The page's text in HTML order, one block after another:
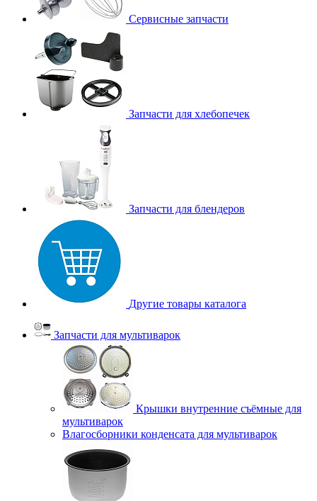
Сервисные запчасти
Запчасти для хлебопечек
Запчасти для блендеров
Другие товары каталога
Запчасти для мультиварок
Крышки внутренние съёмные для
мультиварок
Влагосборники конденсата для мультиварок